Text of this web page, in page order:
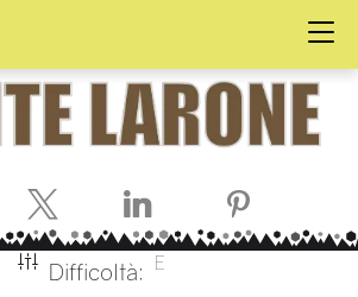
Facebook LinkedIn
Difficoltà: E